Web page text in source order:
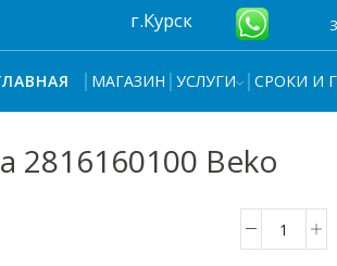
г.Курск
МАГАЗИН УСЛУГИ СРОКИ И
Beko